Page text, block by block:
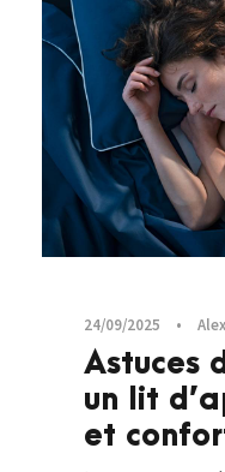
24/09/2025 •
Astuces
un lit
et